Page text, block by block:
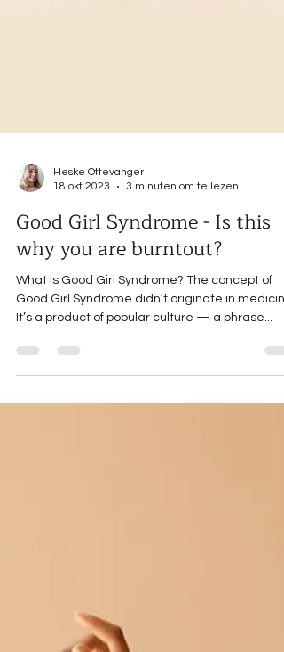
18 okt 2023
3 minuten om te lezen
Good Girl Syndrome - Is this
why you are burntout?
What is Good Girl Syndrome? The concept of
It’s a product of popular culture — a phrase...